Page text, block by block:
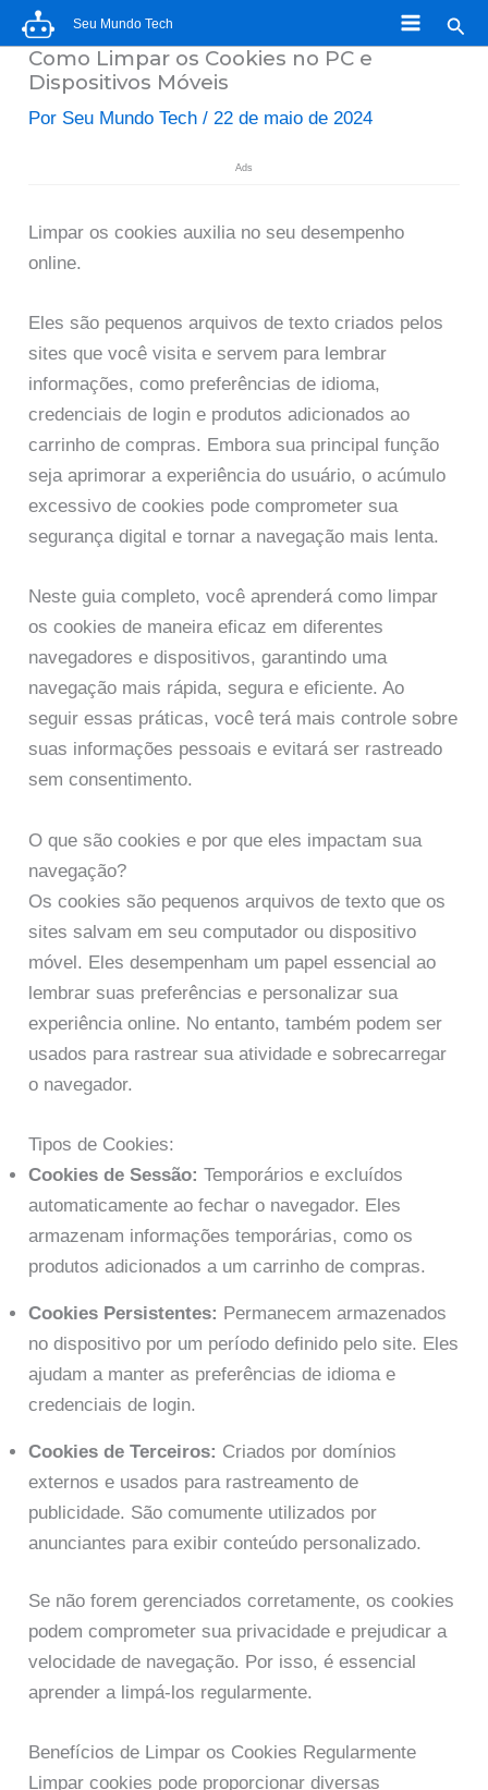
para
Seu Mundo Tech
Como Limpar os Cookies no PC e
Dispositivos Móveis
Por Seu Mundo Tech/22 de maio de 2024
Ads
Limpar os cookies auxilia no seu desempenho
online.
Eles são pequenos arquivos de texto criados pelos
sites que você visita e servem para lembrar
informações, como preferências de idioma,
credenciais de login e produtos adicionados ao
carrinho de compras. Embora sua principal função
seja aprimorar a experiência do usuário, o acúmulo
excessivo de cookies pode comprometer sua
segurança digital e tornar a navegação mais lenta.
Neste guia completo, você aprenderá como limpar
os cookies de maneira eficaz em diferentes
navegadores e dispositivos, garantindo uma
navegação mais rápida, segura e eficiente. Ao
seguir essas práticas, você terá mais controle sobre
suas informações pessoais e evitará ser rastreado
sem consentimento.
O que são cookies e por que eles impactam sua
navegação?
Os cookies são pequenos arquivos de texto que os
sites salvam em seu computador ou dispositivo
móvel. Eles desempenham um papel essencial ao
lembrar suas preferências e personalizar sua
experiência online. No entanto, também podem ser
usados para rastrear sua atividade e sobrecarregar
o navegador.
Tipos de Cookies:
Cookies de Sessão: Temporários e excluídos
automaticamente ao fechar o navegador. Eles
armazenam informações temporárias, como os
produtos adicionados a um carrinho de compras.
Cookies Persistentes: Permanecem armazenados
no dispositivo por um período definido pelo site. Eles
ajudam a manter as preferências de idioma e
credenciais de login.
Cookies de Terceiros: Criados por domínios
externos e usados para rastreamento de
publicidade. São comumente utilizados por
anunciantes para exibir conteúdo personalizado.
Se não forem gerenciados corretamente, os cookies
podem comprometer sua privacidade e prejudicar a
velocidade de navegação. Por isso, é essencial
aprender a limpá-los regularmente.
Benefícios de Limpar os Cookies Regularmente
Limpar cookies pode proporcionar diversas